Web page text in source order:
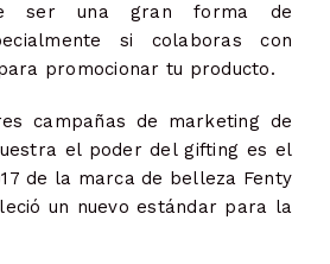
ser una gran forma de
si colaboras con
promocionar tu producto.
campañas de marketing de
el poder del gifting es el
de la marca de belleza Fenty
un nuevo estándar para la